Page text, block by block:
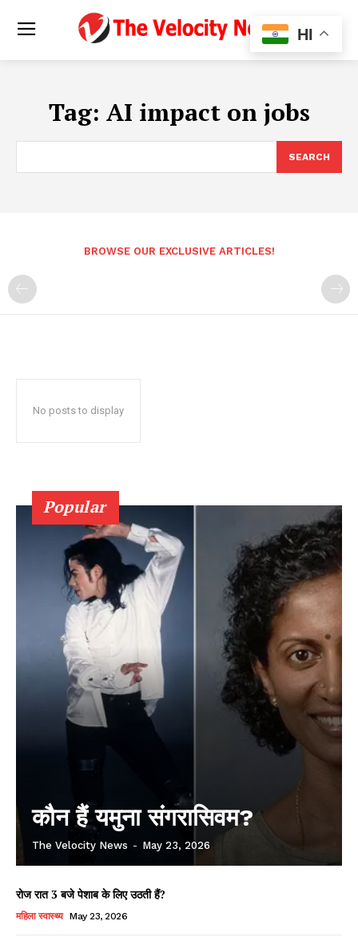
Tag: AI impact on jobs
SEARCH
BROWSE OUR EXCLUSIVE ARTICLES!
No posts to display
Popular
कौन हैं यमुना संगरासिवम?
The Velocity News - May 23, 2026
रोज रात 3 बजे पेशाब के लिए उठती हैं?
महिला स्वास्थ्य May 23, 2026
HI